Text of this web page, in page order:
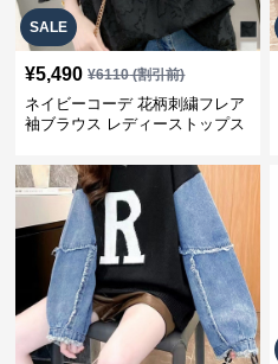
SALE
¥5,490 ¥6110(割引前)
ネイビーコーデ 花柄刺繍フレア
袖ブラウス レディーストップス